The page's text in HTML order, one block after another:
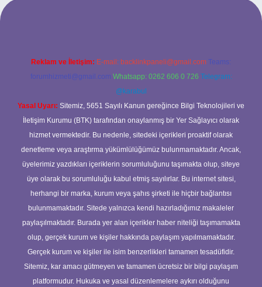
Reklam ve İletişim: E-mail: backlinkpaneli@gmail.com Teams:
forumhizmeti@gmail.com Whatsapp: 0262 606 0 726 Telegram:
@karabul
Yasal Uyarı: Sitemiz, 5651 Sayılı Kanun gereğince Bilgi Teknolojileri ve
İletişim Kurumu (BTK) tarafından onaylanmış bir Yer Sağlayıcı olarak
hizmet vermektedir. Bu nedenle, sitedeki içerikleri proaktif olarak
denetleme veya araştırma yükümlülüğümüz bulunmamaktadır. Ancak,
üyelerimiz yazdıkları içeriklerin sorumluluğunu taşımakta olup, siteye
üye olarak bu sorumluluğu kabul etmiş sayılırlar. Bu internet sitesi,
herhangi bir marka, kurum veya şahıs şirketi ile hiçbir bağlantısı
bulunmamaktadır. Sitede yalnızca kendi hazırladığımız makaleler
paylaşılmaktadır. Burada yer alan içerikler haber niteliği taşımamakta
olup, gerçek kurum ve kişiler hakkında paylaşım yapılmamaktadır.
Gerçek kurum ve kişiler ile isim benzerlikleri tamamen tesadüfidir.
Sitemiz, kar amacı gütmeyen ve tamamen ücretsiz bir bilgi paylaşım
platformudur. Hukuka ve yasal düzenlemelere aykırı olduğunu